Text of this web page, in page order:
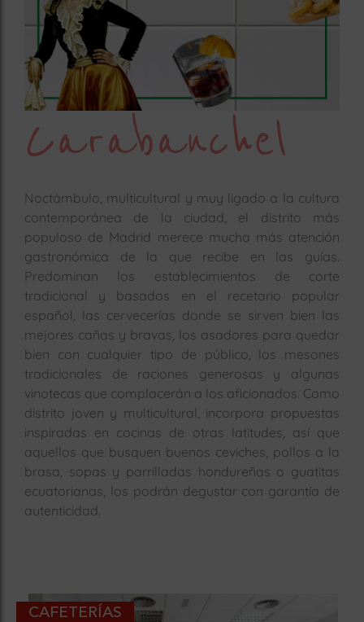
Carabanchel
Noctámbulo, multicultural y muy ligado a la cultura
contemporánea de la ciudad, el distrito más
populoso de Madrid merece mucha más atención
gastronómica de la que recibe en las guías.
Predominan los establecimientos de corte
tradicional y basados en el recetario popular
español, las cervecerías donde se sirven bien las
mejores cañas y bravas, los asadores para quedar
bien con cualquier tipo de público, los mesones
tradicionales de raciones generosas y algunas
vinotecas que complacerán a los aficionados. Como
distrito joven y multicultural, incorpora propuestas
inspiradas en cocinas de otras latitudes, así que
aquellos que busquen buenos ceviches, pollos a la
brasa, sopas y parrilladas hondureñas o guatitas
ecuatorianas, los podrán degustar con garantía de
autenticidad.
CAFETERÍAS